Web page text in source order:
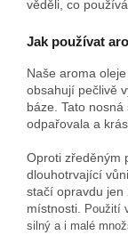
věděli, co
Jak používat
Naše aroma
obsahují pečlivě
báze. Tato
odpařovala a
Oproti zředěným
dlouhotrvající
stačí opravdu jen
místnosti. Použití
silný a i malé